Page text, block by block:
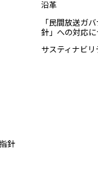
針
沿革
「民間放送ガ
針」への対応に
サスティナビリ